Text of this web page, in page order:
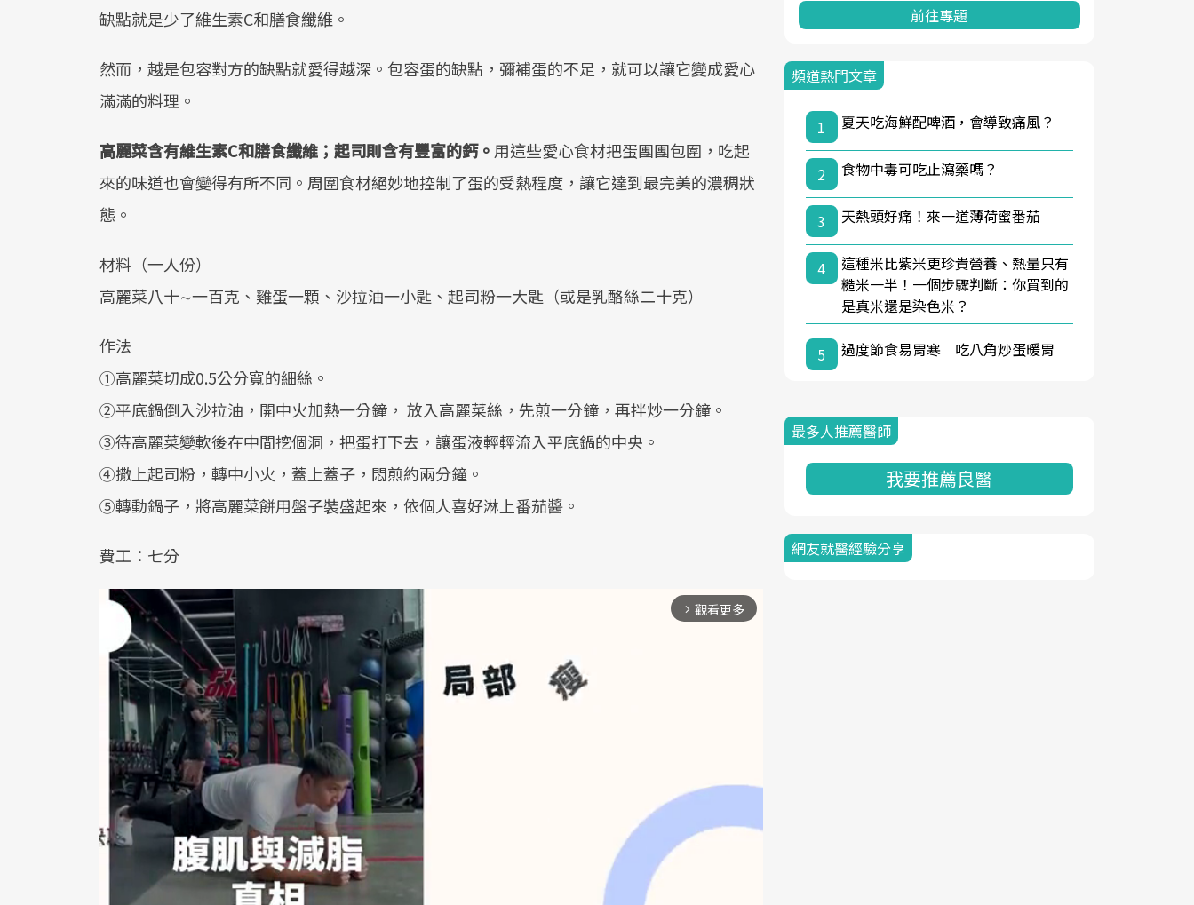
缺點就是少了維生素C和膳食纖維。
然而，越是包容對方的缺點就愛得越深。包容蛋的缺點，彌補蛋的不足，就可以讓它變成愛心
滿滿的料理。
高麗菜含有維生素C和膳食纖維；起司則含有豐富的鈣。 用這些愛心食材把蛋團團包圍，吃起
來的味道也會變得有所不同。周圍食材絕妙地控制了蛋的受熱程度，讓它達到最完美的濃稠狀
態。
材料（一人份）
高麗菜八十∼一百克、雞蛋一顆、沙拉油一小匙、起司粉一大匙（或是乳酪絲二十克）
作法
①高麗菜切成0.5公分寬的細絲。
②平底鍋倒入沙拉油，開中火加熱一分鐘， 放入高麗菜絲，先煎一分鐘，再拌炒一分鐘。
③待高麗菜變軟後在中間挖個洞，把蛋打下去，讓蛋液輕輕流入平底鍋的中央。
④撒上起司粉，轉中小火，蓋上蓋子，悶煎約兩分鐘。
⑤轉動鍋子，將高麗菜餅用盤子裝盛起來，依個人喜好淋上番茄醬。
費工：七分
arrow_forward_ios 觀看更多
前往專題
頻道熱門文章
1 夏天吃海鮮配啤酒，會導致痛風？
2 食物中毒可吃止瀉藥嗎？
3 天熱頭好痛！來一道薄荷蜜番茄
4
這種米比紫米更珍貴營養、熱量只有
糙米一半！一個步驟判斷：你買到的
是真米還是染色米？
5 過度節食易胃寒 吃八角炒蛋暖胃
最多人推薦醫師
我要推薦良醫
網友就醫經驗分享